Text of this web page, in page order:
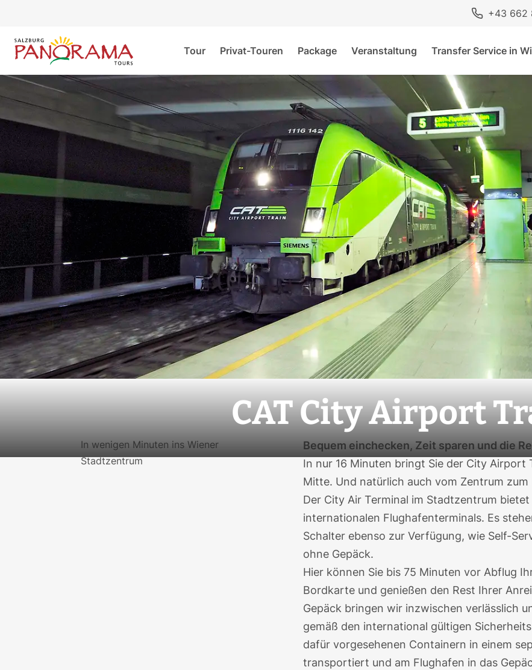
+43 662
Tour Privat-Touren Package Veranstaltung Transfer Service in
CAT City Airport
In wenigen Minuten ins Wiener
Stadtzentrum
Bequem einchecken, Zeit sparen und die
In nur 16 Minuten bringt Sie der City Airport
Mitte. Und natürlich auch vom Zentrum
Der City Air Terminal im Stadtzentrum
internationalen Flughafenterminals. Es
Schalter ebenso zur Verfügung, wie Self-
ohne Gepäck.
Hier können Sie bis 75 Minuten vor Abflug
Bordkarte und genießen den Rest Ihrer
Gepäck bringen wir inzwischen verlässlich
gemäß den international gültigen
dafür vorgesehenen Containern in einem
transportiert und am Flughafen in das